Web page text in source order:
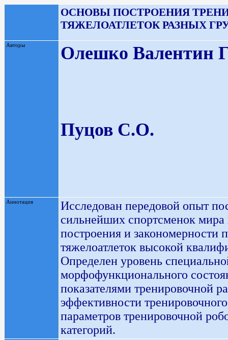
ОСНОВЫ ПОСТРОЕНИЯ
ТЯЖЕЛОАТЛЕТОК РАЗНЫХ
Авторы Олешко Валентин
Пуцов С.О.
Аннотация
Исследован передовой опыт
сильнейших спортсменок мира
построения и закономерности
тяжелоатлеток высокой
Определен уровень
морфофункционального
показателями тренировочной
эффективности
параметров тренировочной
категорий.